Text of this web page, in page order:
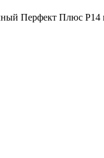
Перфект Плюс